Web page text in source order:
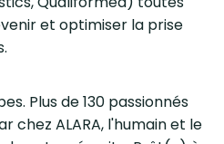
et optimiser la prise
Plus de 130 passionnés
chez ALARA, l'humain et le